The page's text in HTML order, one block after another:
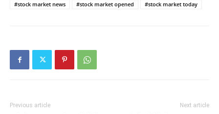
#stock market news
#stock market opened #stock market today
Previous article Next article